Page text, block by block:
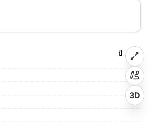
3D